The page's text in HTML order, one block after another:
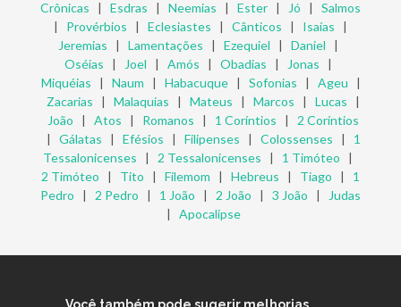
Crônicas | Esdras | Neemias | Ester | Jó | Salmos
| Provérbios | Eclesiastes | Cânticos | Isaías |
Jeremias | Lamentações | Ezequiel | Daniel |
Oséias | Joel | Amós | Obadias | Jonas |
Miquéias | Naum | Habacuque| Sofonias | Ageu |
Zacarias | Malaquias | Mateus | Marcos | Lucas |
João | Atos | Romanos | 1 Coríntios | 2 Coríntios
| Gálatas | Efésios | Filipenses | Colossenses | 1
Tessalonicenses | 2 Tessalonicenses | 1 Timóteo |
2 Timóteo | Tito | Filemom | Hebreus | Tiago | 1
Pedro | 2 Pedro | 1 João | 2 João | 3 João |
Judas
| Apocalipse